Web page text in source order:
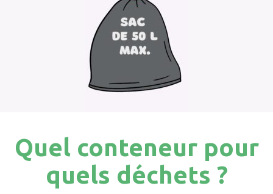
Quel conteneur pour
quels déchets ?